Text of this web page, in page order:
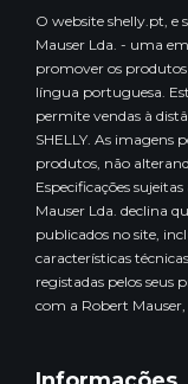
O website shelly.pt, e
Mauser Lda. - uma
promover os
língua portuguesa.
permite vendas à
SHELLY. As imagens
produtos, não
Especificações
Mauser Lda. declina
publicados no site,
características
registadas pelos seus
com a Robert Mauser,